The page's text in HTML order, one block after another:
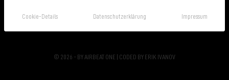
© 2026 - BY AIRBEAT ONE | CODED BY ERIK IVANOV
Cookie-Details Datenschutzerklärung Impressum